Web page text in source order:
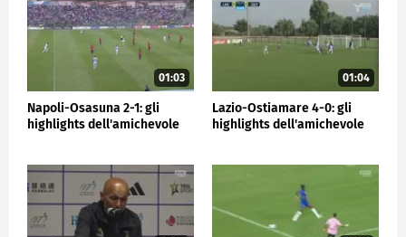
01:03
Napoli-Osasuna 2-1: gli
highlights dell'amichevole
01:04
Lazio-Ostiamare 4-0: gli
highlights dell'amichevole